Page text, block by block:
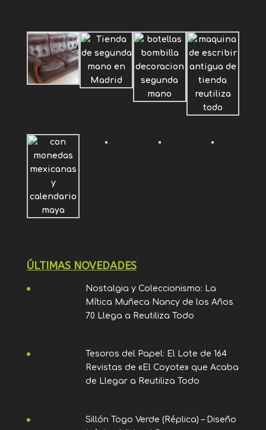
ÚLTIMAS NOVEDADES
Nostalgia y Coleccionismo: La
Mítica Muñeca Nancy de los Años
70 Llega a Reutiliza Todo
Tesoros del Papel: El Lote de 164
Revistas de «El Coyote» que Acaba
de Llegar a Reutiliza Todo
Sillón Togo Verde (Réplica) – Diseño